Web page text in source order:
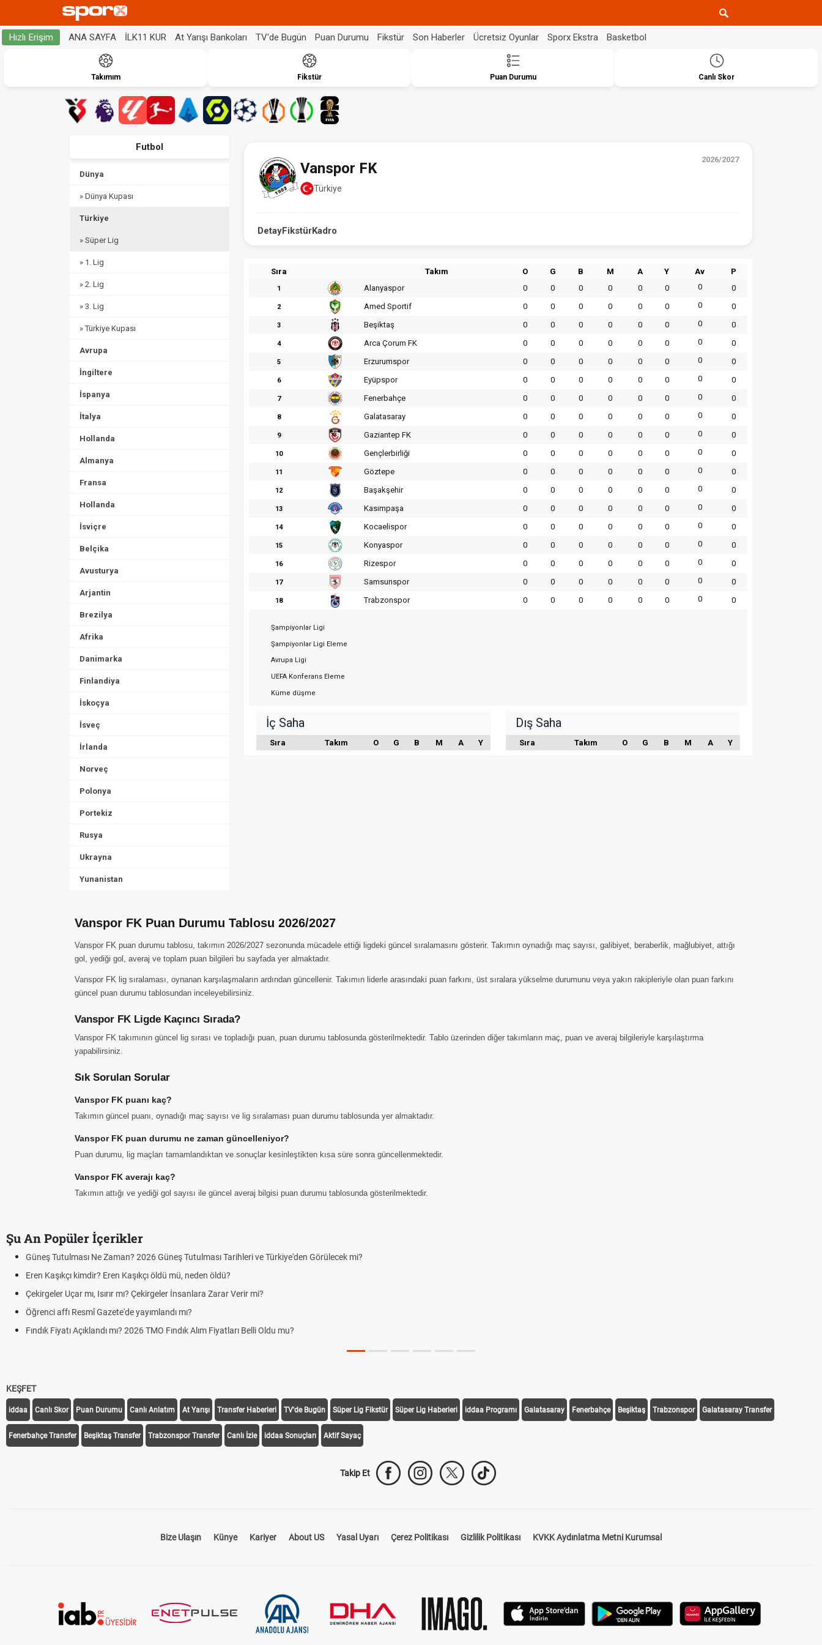
Hızlı Erişim ANA SAYFA İLK11 KUR At Yarışı Bankoları TV'de Bugün Puan Durumu Fikstür Son Haberler Ücretsiz Oyunlar Sporx Ekstra Basketbol
Takımım Fikstür Puan Durumu Canlı Skor
Futbol
Dünya
» Dünya Kupası
Türkiye
» Süper Lig
» 1. Lig
» 2. Lig
» 3. Lig
» Türkiye Kupası
Avrupa
İngiltere
İspanya
İtalya
Hollanda
Almanya
Fransa
Hollanda
İsviçre
Belçika
Avusturya
Arjantin
Brezilya
Afrika
Danimarka
Finlandiya
İskoçya
İsveç
İrlanda
Norveç
Polonya
Portekiz
Rusya
Ukrayna
Yunanistan
2026/2027
Vanspor FK
Türkiye
DetayFikstürKadro
Sıra Takım O G B M A Y Av P
1 Alanyaspor 0 0 0 0 0 0 0 0
2 Amed Sportif 0 0 0 0 0 0 0 0
3 Beşiktaş 0 0 0 0 0 0 0 0
4 Arca Çorum FK 0 0 0 0 0 0 0 0
5 Erzurumspor 0 0 0 0 0 0 0 0
6 Eyüpspor 0 0 0 0 0 0 0 0
7 Fenerbahçe 0 0 0 0 0 0 0 0
8 Galatasaray 0 0 0 0 0 0 0 0
9 Gaziantep FK 0 0 0 0 0 0 0 0
10 Gençlerbirliği 0 0 0 0 0 0 0 0
11 Göztepe 0 0 0 0 0 0 0 0
12 Başakşehir 0 0 0 0 0 0 0 0
13 Kasımpaşa 0 0 0 0 0 0 0 0
14 Kocaelispor 0 0 0 0 0 0 0 0
15 Konyaspor 0 0 0 0 0 0 0 0
16 Rizespor 0 0 0 0 0 0 0 0
17 Samsunspor 0 0 0 0 0 0 0 0
18 Trabzonspor 0 0 0 0 0 0 0 0
Şampiyonlar Ligi
Şampiyonlar Ligi Eleme
Avrupa Ligi
UEFA Konferans Eleme
Küme düşme
İç Saha
Sıra Takım O G B M A Y
Dış Saha
Sıra Takım O G B M A Y
Vanspor FK Puan Durumu Tablosu 2026/2027
Vanspor FK puan durumu tablosu, takımın 2026/2027 sezonunda mücadele ettiği ligdeki güncel sıralamasını gösterir. Takımın oynadığı maç sayısı, galibiyet, beraberlik, mağlubiyet, attığı
gol, yediği gol, averaj ve toplam puan bilgileri bu sayfada yer almaktadır.
Vanspor FK lig sıralaması, oynanan karşılaşmaların ardından güncellenir. Takımın liderle arasındaki puan farkını, üst sıralara yükselme durumunu veya yakın rakipleriyle olan puan farkını
güncel puan durumu tablosundan inceleyebilirsiniz.
Vanspor FK Ligde Kaçıncı Sırada?
Vanspor FK takımının güncel lig sırası ve topladığı puan, puan durumu tablosunda gösterilmektedir. Tablo üzerinden diğer takımların maç, puan ve averaj bilgileriyle karşılaştırma
yapabilirsiniz.
Sık Sorulan Sorular
Vanspor FK puanı kaç?
Takımın güncel puanı, oynadığı maç sayısı ve lig sıralaması puan durumu tablosunda yer almaktadır.
Vanspor FK puan durumu ne zaman güncelleniyor?
Puan durumu, lig maçları tamamlandıktan ve sonuçlar kesinleştikten kısa süre sonra güncellenmektedir.
Vanspor FK averajı kaç?
Takımın attığı ve yediği gol sayısı ile güncel averaj bilgisi puan durumu tablosunda gösterilmektedir.
Şu An Popüler İçerikler
Güneş Tutulması Ne Zaman? 2026 Güneş Tutulması Tarihleri ve Türkiye'den Görülecek mi?
Eren Kaşıkçı kimdir? Eren Kaşıkçı öldü mü, neden öldü?
Çekirgeler Uçar mı, Isırır mı? Çekirgeler İnsanlara Zarar Verir mi?
Öğrenci affı Resmî Gazete'de yayımlandı mı?
Fındık Fiyatı Açıklandı mı? 2026 TMO Fındık Alım Fiyatları Belli Oldu mu?
KEŞFET
iddaa Canlı Skor Puan Durumu Canlı Anlatım At Yarışı Transfer Haberleri TV'de Bugün Süper Lig Fikstür Süper Lig Haberleri iddaa Programı Galatasaray Fenerbahçe Beşiktaş Trabzonspor Galatasaray Transfer
Fenerbahçe Transfer Beşiktaş Transfer Trabzonspor Transfer Canlı İzle iddaa Sonuçları Aktif Sayaç
Takip Et
Bize Ulaşın Künye Kariyer About US Yasal Uyarı Çerez Politikası Gizlilik Politikası KVKK Aydınlatma Metni Kurumsal